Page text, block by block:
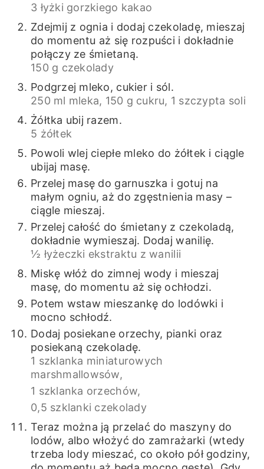
3 łyżki gorzkiego kakao
Zdejmij z ognia i dodaj czekoladę, mieszaj
do momentu aż się rozpuści i dokładnie
połączy ze śmietaną.
150 g czekolady
Podgrzej mleko, cukier i sól.
250 ml mleka, 150 g cukru, 1 szczypta soli
Żółtka ubij razem.
5 żółtek
Powoli wlej ciepłe mleko do żółtek i ciągle
ubijaj masę.
Przelej masę do garnuszka i gotuj na
małym ogniu, aż do zgęstnienia masy –
ciągle mieszaj.
Przelej całość do śmietany z czekoladą,
dokładnie wymieszaj. Dodaj wanilię.
½ łyżeczki ekstraktu z wanilii
Miskę włóż do zimnej wody i mieszaj
masę, do momentu aż się ochłodzi.
Potem wstaw mieszankę do lodówki i
mocno schłodź.
Dodaj posiekane orzechy, pianki oraz
posiekaną czekoladę.
1 szklanka miniaturowych
marshmallowsów,
1 szklanka orzechów,
0,5 szklanki czekolady
Teraz można ją przelać do maszyny do
lodów, albo włożyć do zamrażarki (wtedy
trzeba lody mieszać, co około pół godziny,